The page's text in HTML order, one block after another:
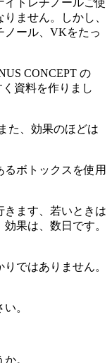
イトレチノールご使
ません。しかし、
ノール、VKをたっ
CONCEPT の
資料を作りまし
た、効果のほどは
ボトックスを使用
きます、若いときは
果は、数日です。
ではありません。
。
。